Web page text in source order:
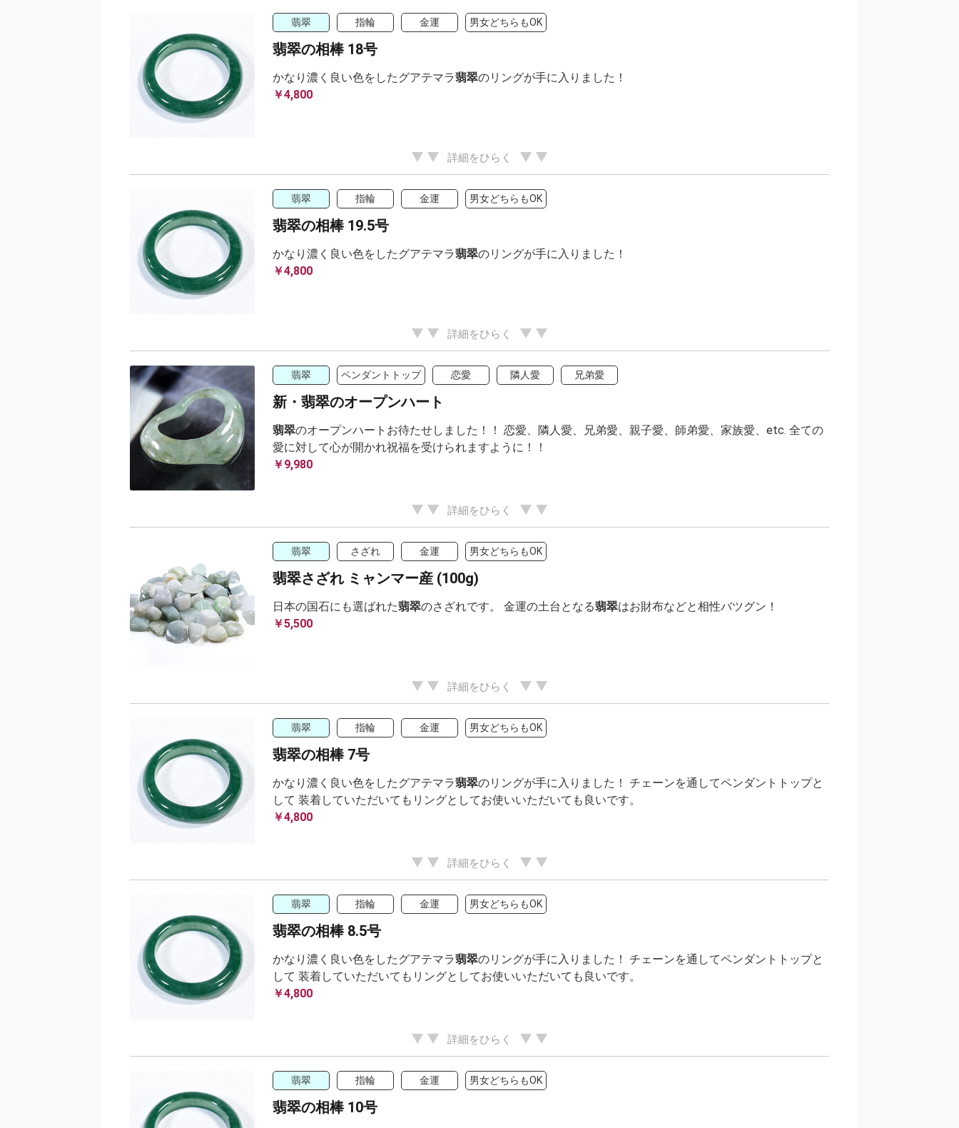
翡翠 指輪 金運 男女どちらもOK
翡翠の相棒 18号
かなり濃く良い色をしたグアテマラ翡翠のリングが手に入りました！
￥4,800
詳細をひらく
翡翠 指輪 金運 男女どちらもOK
翡翠の相棒 19.5号
かなり濃く良い色をしたグアテマラ翡翠のリングが手に入りました！
￥4,800
詳細をひらく
翡翠 ペンダントトップ 恋愛 隣人愛 兄弟愛
新・翡翠のオープンハート
翡翠のオープンハートお待たせしました！！ 恋愛、隣人愛、兄弟愛、親子愛、師弟愛、家族愛、etc. 全ての
愛に対して心が開かれ祝福を受けられますように！！
￥9,980
詳細をひらく
翡翠 さざれ 金運 男女どちらもOK
翡翠さざれ ミャンマー産 (100g)
日本の国石にも選ばれた翡翠のさざれです。 金運の土台となる翡翠はお財布などと相性バツグン！
￥5,500
詳細をひらく
翡翠 指輪 金運 男女どちらもOK
翡翠の相棒 7号
かなり濃く良い色をしたグアテマラ翡翠のリングが手に入りました！ チェーンを通してペンダントトップと
して 装着していただいてもリングとしてお使いいただいても良いです。
￥4,800
詳細をひらく
翡翠 指輪 金運 男女どちらもOK
翡翠の相棒 8.5号
かなり濃く良い色をしたグアテマラ翡翠のリングが手に入りました！ チェーンを通してペンダントトップと
して 装着していただいてもリングとしてお使いいただいても良いです。
￥4,800
詳細をひらく
翡翠 指輪 金運 男女どちらもOK
翡翠の相棒 10号